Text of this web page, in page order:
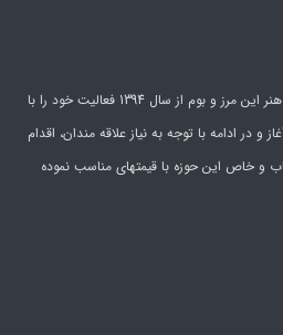
تیم هنری کلک عشق با هدف اعتلای هنر این مرز و بوم از سال 1394 فعالیت خود را با
در ادامه با توجه به نیاز علاقه مندان، اقدام
و خاص این حوزه با قیمتهای مناسب نموده